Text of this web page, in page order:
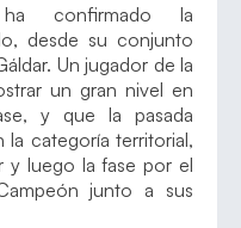
confirmado la
desde su conjunto
Un jugador de la
un gran nivel en
y que la pasada
categoría territorial,
y luego la fase por el
junto a sus